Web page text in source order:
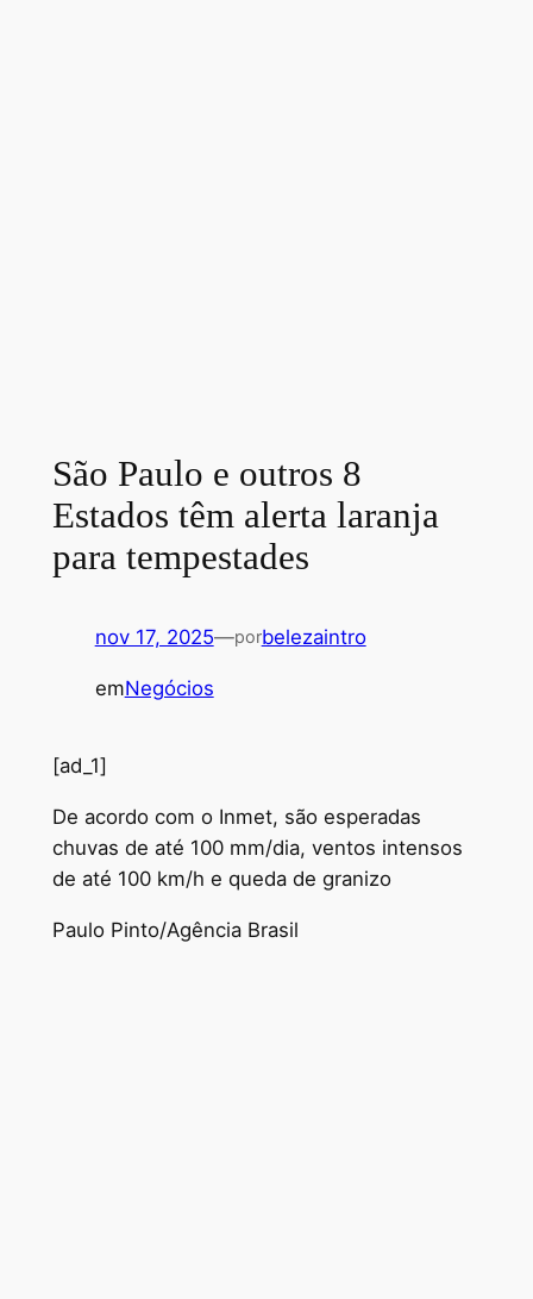
São Paulo e outros 8
Estados têm alerta laranja
para tempestades
nov 17, 2025—porbelezaintro
emNegócios
[ad_1]
De acordo com o Inmet, são esperadas
chuvas de até 100 mm/dia, ventos intensos
de até 100 km/h e queda de granizo
Paulo Pinto/Agência Brasil